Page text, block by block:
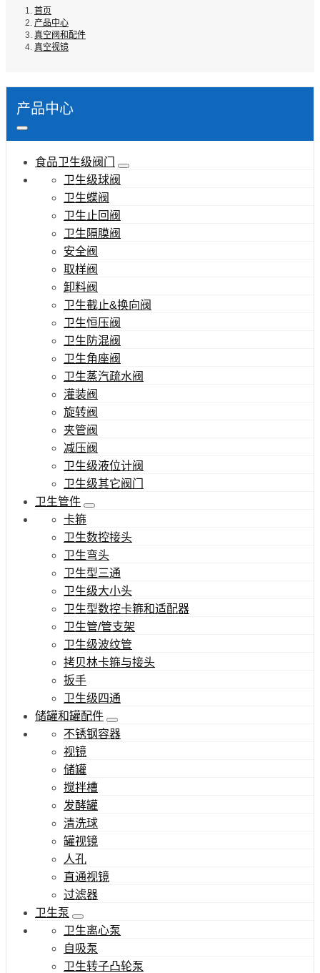
首页
产品中心
真空阀和配件
真空视镜
产品中心
食品卫生级阀门
卫生级球阀
卫生蝶阀
卫生止回阀
卫生隔膜阀
安全阀
取样阀
卸料阀
卫生截止&换向阀
卫生恒压阀
卫生防混阀
卫生角座阀
卫生蒸汽疏水阀
灌装阀
旋转阀
夹管阀
减压阀
卫生级液位计阀
卫生级其它阀门
卫生管件
卡箍
卫生数控接头
卫生弯头
卫生型三通
卫生级大小头
卫生型数控卡箍和适配器
卫生管/管支架
卫生级波纹管
拷贝林卡箍与接头
扳手
卫生级四通
储罐和罐配件
不锈钢容器
视镜
储罐
搅拌槽
发酵罐
清洗球
罐视镜
人孔
直通视镜
过滤器
卫生泵
卫生离心泵
自吸泵
卫生转子凸轮泵